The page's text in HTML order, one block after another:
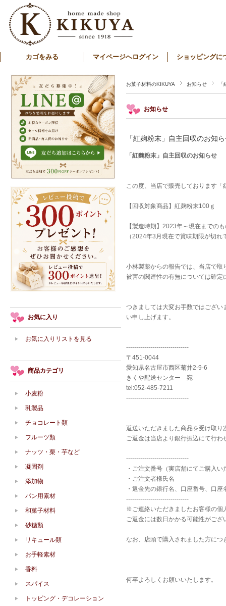
カゴをみる マイページへログイン ショッピングに
お菓子材料のKIKUYA お知らせ
お知らせ
「紅麹粉末」自主回収のお知
「紅麴粉末」自主回収のお知らせ
この度、当店で販売しております
【回収対象商品】紅麹粉末100ｇ
【製造時期】2023年～現在までの
（2024年3月現在で賞味期限が切
小林製薬からの報告では、当店で
被害の関連性の有無については確
つきましては大変お手数ではござ
い申し上げます。
-------------------------------
〒451-0044
愛知県名古屋市西区菊井2-9-6
きくや配送センター 宛
tel:052-485-7211
-------------------------------
返送いただきました商品を受け取
ご返金は当店より銀行振込にて行
-------------------------------
・ご注文番号（実店舗にてご購入
・ご注文者様氏名
・返金先の銀行名、口座番号、口座
-------------------------------
※ご連絡いただきましたお客様の個
ご返金には数日かかる可能性がござ
なお、店頭で購入されました方に
何卒よろしくお願いいたします。
お気に入り
お気に入りリストを見る
商品カテゴリ
小麦粉
乳製品
チョコレート類
フルーツ類
ナッツ・栗・芋など
凝固剤
添加物
パン用素材
和菓子材料
砂糖類
リキュール類
お手軽素材
香料
スパイス
トッピング・デコレーション